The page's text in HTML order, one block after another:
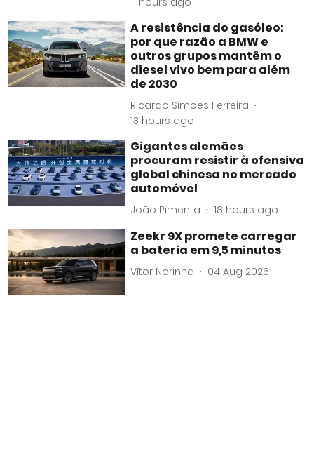
A resistência do gasóleo:
por que razão a BMW e
outros grupos mantêm o
diesel vivo bem para além
de 2030
Ricardo Simões Ferreira
13 hours ago
Gigantes alemães
procuram resistir à ofensiva
global chinesa no mercado
automóvel
João Pimenta 18 hours ago
Zeekr 9X promete carregar
a bateria em 9,5 minutos
Vítor Norinha 04 Aug 2026